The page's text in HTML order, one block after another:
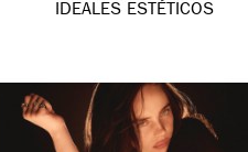
IDEALES ESTÉTICOS